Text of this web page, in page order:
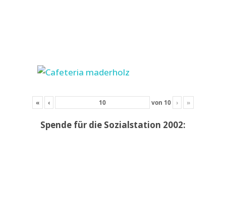
« ‹ von 10 › »
Spende für die Sozialstation 2002: